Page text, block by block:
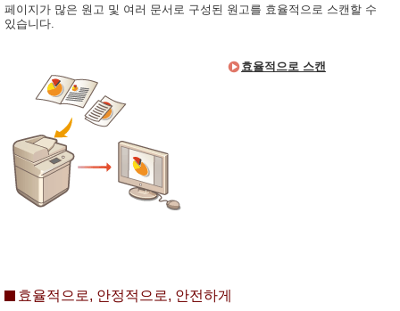
페이지가 많은 원고 및 여러 문서로 구성된 원고를 효율적으로 스캔할 수
있습니다.
효율적으로 스캔
효율적으로, 안정적으로, 안전하게